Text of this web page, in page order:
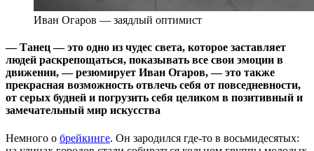
Иван Огаров — заядлый оптимист
— Танец — это одно из чудес света, которое заставляет
людей раскрепощаться, показывать все свои эмоции в
движении, — резюмирует Иван Огаров, — это также
прекрасная возможность отвлечь себя от повседневности,
от серых будней и погрузить себя целиком в позитивный и
замечательный мир искусства
Немного о брейкинге. Он зародился где-то в восьмидесятых: